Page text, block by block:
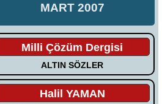
MART 2007
Milli Çözüm Dergisi
ALTIN SÖZLER
Halil YAMAN